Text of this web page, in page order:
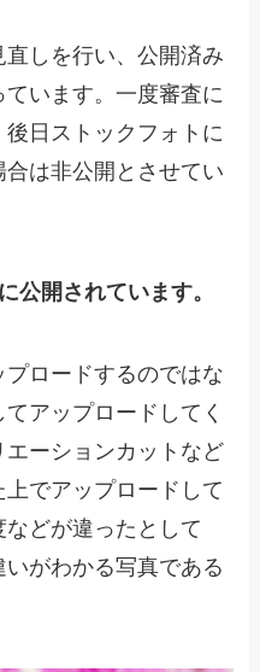
しを行い、公開済み
います。一度審査に
日ストックフォトに
は非公開とさせてい
公開されています。
ロードするのではな
アップロードしてく
ーションカットなど
でアップロードして
どが違ったとして
がわかる写真である